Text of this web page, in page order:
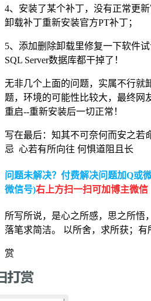
4、安装了某个补丁，没有正常更新
卸载补丁重新安装官方PT补丁；
5、添加删除卸载里修复一下软件
SQL Server数据库都干掉了！
无非几个上面的问题，实属不行就
题，环境的可能性比较大，最终网
重启--重新安装后一切正常！
写在最后：知其不可奈何而安之若
忌 心若有所向往 何惧道阻且长
问题未解决？付费解决问题加Q或
微信号)右上方扫一扫可加博主微信
所写所说，是心之所感，思之所悟
落笔求简洁。 以所舍，求所获；有
赏